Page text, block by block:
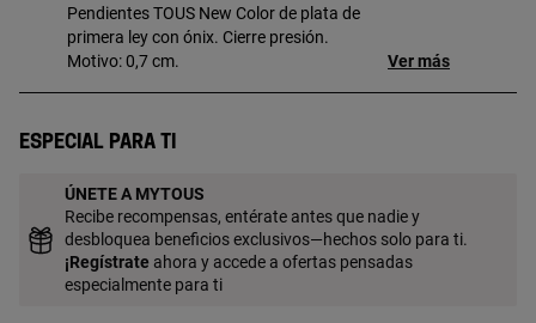
Pendientes TOUS New Color de plata de
primera ley con ónix. Cierre presión.
Motivo: 0,7 cm.
Ver más
Especial para ti
ÚNETE A MYTOUS
Recibe recompensas, entérate antes que nadie y
desbloquea beneficios exclusivos—hechos solo para ti.
¡Regístrate ahora y accede a ofertas pensadas
especialmente para ti